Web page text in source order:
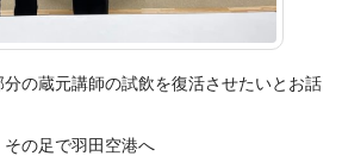
の蔵元講師の試飲を復活させたいとお話
の足で羽田空港へ